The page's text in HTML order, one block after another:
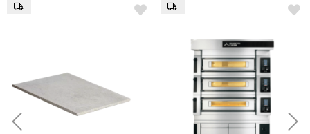
SmartBaking uzaktan kontrol desteği
Ağırlık: 1211 kg